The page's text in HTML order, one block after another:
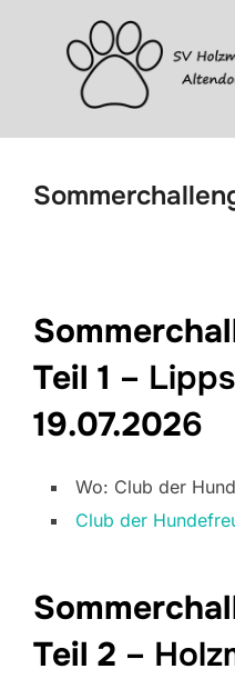
Teil 1 –
19.07.2026
Wo: Club der
Club der
Teil 2 –